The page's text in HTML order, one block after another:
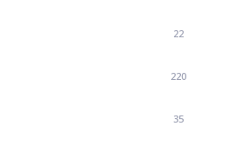
22
220
35